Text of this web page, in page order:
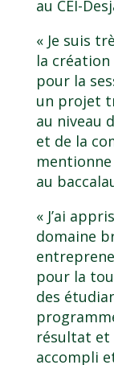
au CEI-
« Je suis
la création
pour la
un projet
au niveau
et de la
au
« J’ai
domaine
pour la
des
résultat et
accompli